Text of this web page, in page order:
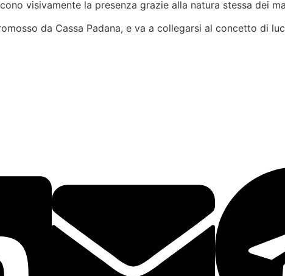
visivamente la presenza grazie alla natura stessa dei
da Cassa Padana, e va a collegarsi al concetto di